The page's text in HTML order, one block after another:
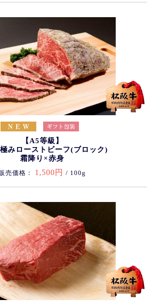
【A5等級】
みローストビーフ(ブロック)
霜降り×赤身
売価格： 1,500円 / 100g